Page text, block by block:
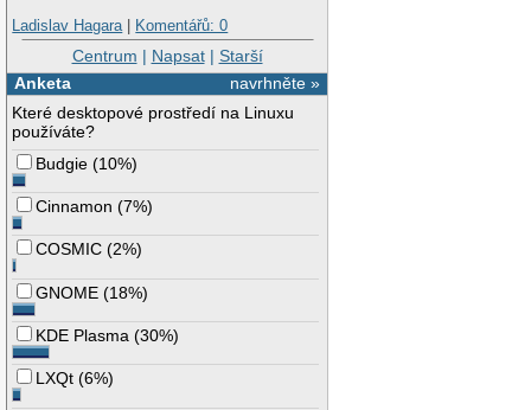
Ladislav Hagara | Komentářů: 0
Centrum | Napsat| Starší
navrhněte »
Anketa
Které desktopové prostředí na Linuxu
používáte?
Budgie (10%)
Cinnamon (7%)
COSMIC (2%)
GNOME (18%)
KDE Plasma (30%)
LXQt (6%)